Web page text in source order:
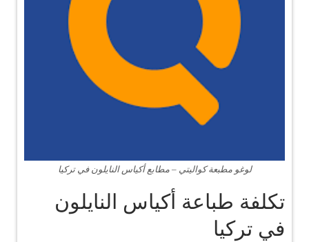
لوغو مطبعة كواليتي – مطابع أكياس النايلون في تركيا
تكلفة طباعة أكياس النايلون
في تركيا